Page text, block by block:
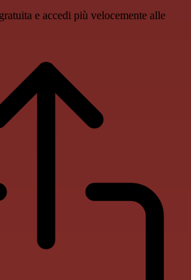
e accedi più velocemente alle